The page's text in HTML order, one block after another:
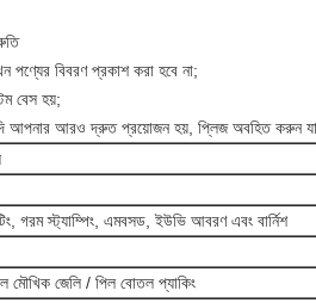
পণ্যের বিবরণ প্রকাশ করা হবে না;
বেস হয়;
আরও দ্রুত প্রয়োজন হয়, প্লিজ অবহিত করুন
গরম স্ট্যাম্পিং, এমবসড, ইউভি আবরণ এবং বার্নিশ
মৌখিক জেলি / পিল বোতল প্যাকিং